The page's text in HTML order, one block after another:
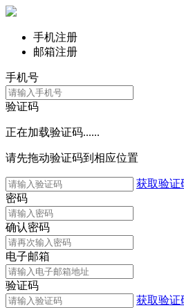
手机注册
邮箱注册
手机号
验证码
正在加载验证码......
请先拖动验证码到相应位置
获取验证
密码
确认密码
电子邮箱
验证码
获取验证